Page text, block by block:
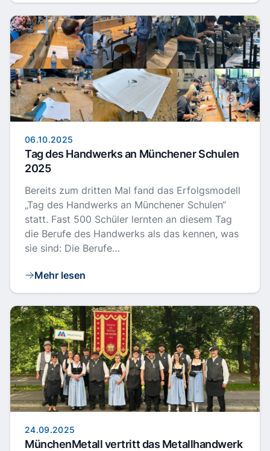
06.10.2025
Tag des Handwerks an Münchener Schulen
2025
Bereits zum dritten Mal fand das Erfolgsmodell
„Tag des Handwerks an Münchener Schulen“
statt. Fast 500 Schüler lernten an diesem Tag
die Berufe des Handwerks als das kennen, was
sie sind: Die Berufe…
Mehr lesen
24.09.2025
MünchenMetall vertritt das Metallhandwerk